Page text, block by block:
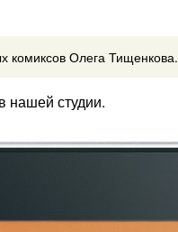
комиксов Олега Тищенкова.
нашей студии.